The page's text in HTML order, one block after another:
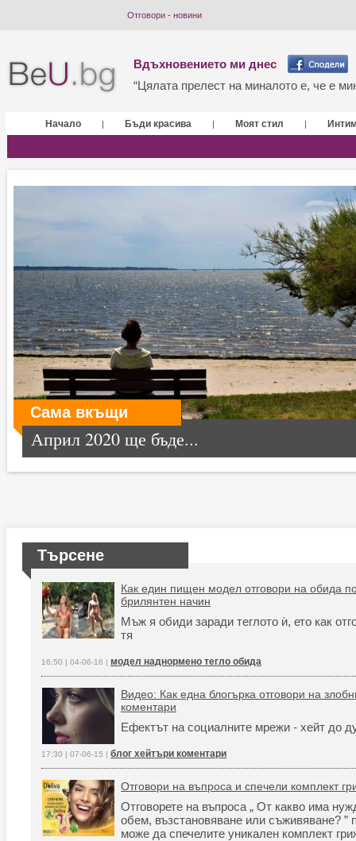
Отговори - новини
Вдъхновението ми днес
“Цялата прелест на миналото е, че е
Начало | Бъди красива | Моят стил |
Сама вкъщи
Април 2020 ще бъде...
Търсене
Как един пищен модел отговори на обида
брилянтен начин
Мъж я обиди заради теглото ѝ, ето как
тя
16:50 | 04-06-16 | модел наднормено тегло обида
Видео: Как една блогърка отговори на
коментари
Ефектът на социалните мрежи - хейт до
17:30 | 07-06-15 | блог хейтъри коментари
Отговори на въпрoса и спечели комплект
Отговорете на въпроса „ От какво има
обем, възстановяване или съживяване? ”
може да спечелите уникален комплект